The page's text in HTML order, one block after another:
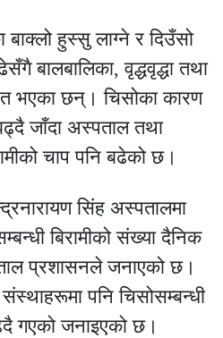
बाक्लो हुस्सु लाग्ने र दिउँसो
बालबालिका, वृद्धवृद्धा तथा
भएका छन्। चिसोका कारण
जाँदा अस्पताल तथा
चाप पनि बढेको छ।
सिंह अस्पतालमा
बिरामीको संख्या दैनिक
प्रशासनले जनाएको छ।
पनि चिसोसम्बन्धी
गएको जनाइएको छ।